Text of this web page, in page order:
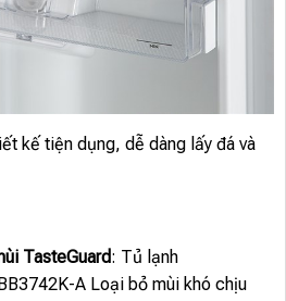
kế tiện dụng, dễ dàng lấy đá và
TasteGuard: Tủ lạnh
A Loại bỏ mùi khó chịu